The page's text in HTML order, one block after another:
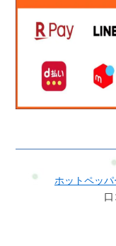
ホットペッ